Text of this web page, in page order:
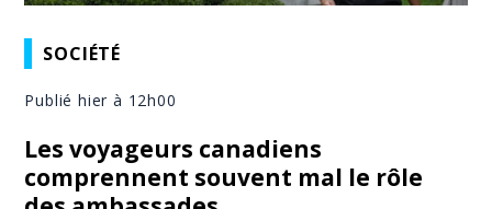
SOCIÉTÉ
Publié hier à 12h00
Les voyageurs canadiens
comprennent souvent mal le rôle